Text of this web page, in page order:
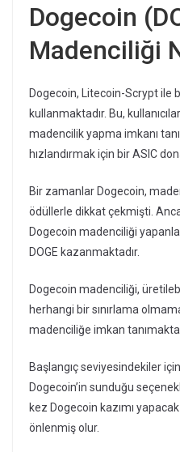
Dogecoin
Madenciliği
Dogecoin, Litecoin-Scrypt ile
kullanmaktadır. Bu,
madencilik yapma imkanı
hızlandırmak için bir ASIC
Bir zamanlar Dogecoin,
ödüllerle dikkat çekmişti.
Dogecoin madenciliği
DOGE kazanmaktadır.
Dogecoin madenciliği,
herhangi bir sınırlama
madenciliğe imkan
Başlangıç seviyesindekiler
Dogecoin’in sunduğu
kez Dogecoin kazımı
önlenmiş olur.